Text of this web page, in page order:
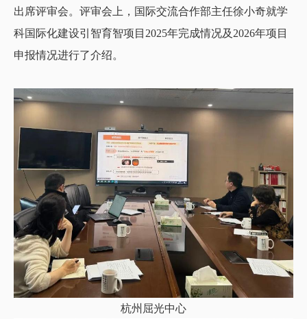
出席评审会。评审会上，国际交流合作部主任徐小奇就学
科国际化建设引智育智项目2025年完成情况及2026年项目
申报情况进行了介绍。
杭州屈光中心